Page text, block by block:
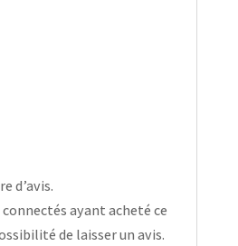
d’avis.
ayant acheté ce
de laisser un avis.